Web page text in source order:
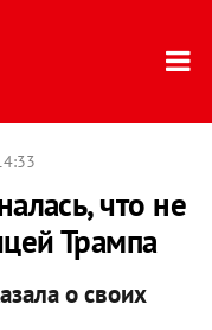
что не
Трампа
о своих